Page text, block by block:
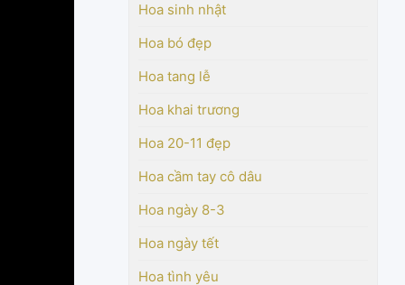
Hoa sinh nhật
Hoa bó đẹp
Hoa tang lễ
Hoa khai trương
Hoa 20-11 đẹp
Hoa cầm tay cô dâu
Hoa ngày 8-3
Hoa ngày tết
Hoa tình yêu